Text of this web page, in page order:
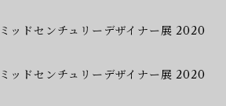
ッドセンチュリーデザイナー展 2020
ッドセンチュリーデザイナー展 2020